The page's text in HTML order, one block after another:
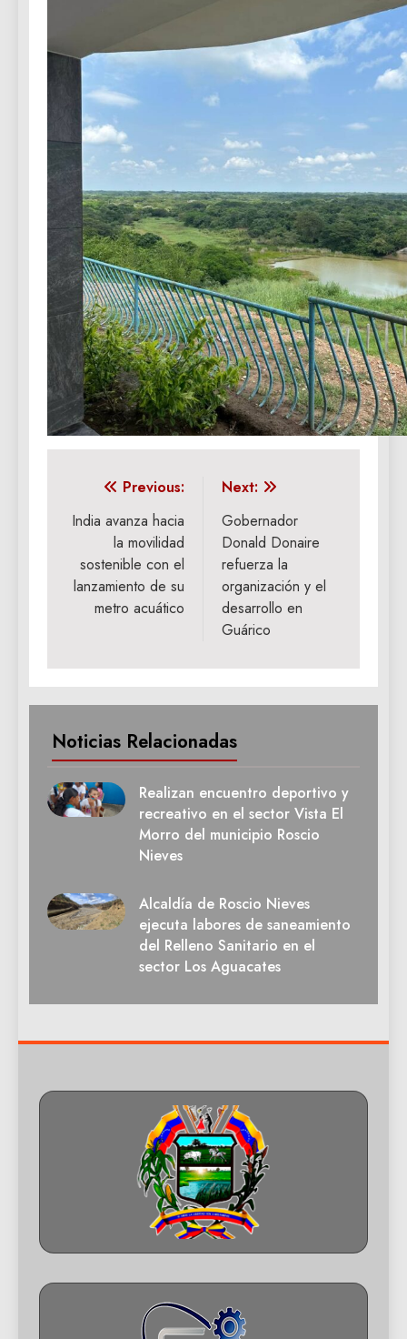
Navegación
de
entradas
Previous:
India avanza hacia
la movilidad
sostenible con el
lanzamiento de su
metro acuático
Next:
Gobernador
Donald Donaire
refuerza la
organización y el
desarrollo en
Guárico
Noticias Relacionadas
Realizan encuentro deportivo y
recreativo en el sector Vista El
Morro del municipio Roscio
Nieves
Alcaldía de Roscio Nieves
ejecuta labores de saneamiento
del Relleno Sanitario en el
sector Los Aguacates